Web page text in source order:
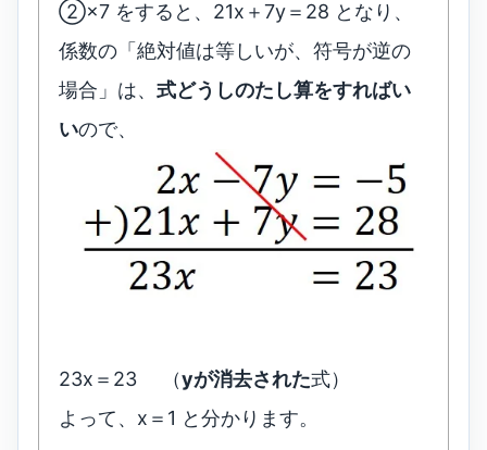
②×7 をすると、21x＋7y＝28 となり、
係数の「絶対値は等しいが、符号が逆の
場合」は、 式どうしのたし算をすればい
いので、
23x＝23 （yが消去された式）
よって、x＝1 と分かります。